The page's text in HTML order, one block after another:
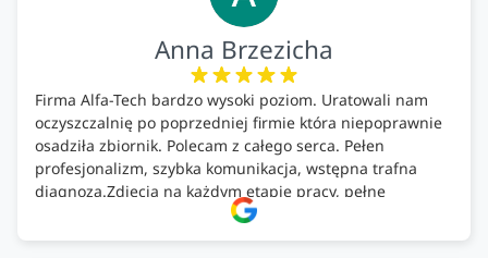
Anna Brzezicha
Firma Alfa-Tech bardzo wysoki poziom. Uratowali nam
oczyszczalnię po poprzedniej firmie która niepoprawnie
osadziła zbiornik. Polecam z całego serca. Pełen
profesjonalizm, szybka komunikacja, wstępna trafna
diagnoza.Zdjęcia na każdym etapie pracy, pełne
doradztwo.Dobrze wyszkoleni i znający się na rzeczy.
Podsumowując ekipa na wysokim poziomie, rzetelna.